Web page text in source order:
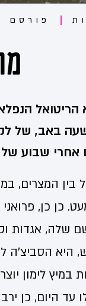
פורסם
באב, של
שבוע של
בין המצרים,
כן כן,
שלה, אגדות
היא
במיץ לימון
עד היום, כן